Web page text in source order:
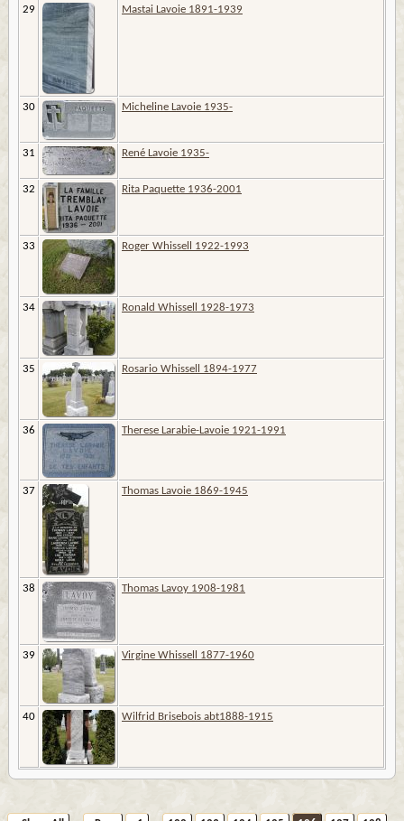
29 Mastai Lavoie 1891-1939
30 Micheline Lavoie 1935-
31 René Lavoie 1935-
32 Rita Paquette 1936-2001
33 Roger Whissell 1922-1993
34 Ronald Whissell 1928-1973
35 Rosario Whissell 1894-1977
36 Therese Larabie-Lavoie 1921-1991
37 Thomas Lavoie 1869-1945
38 Thomas Lavoy 1908-1981
39 Virgine Whissell 1877-1960
40 Wilfrid Brisebois abt1888-1915